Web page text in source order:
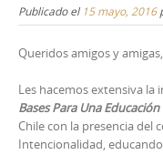
Publicado el 15 mayo, 2016
Queridos amigos y amigas,
Les hacemos extensiva la
Bases Para Una
Chile con la presencia del
Intencionalidad,